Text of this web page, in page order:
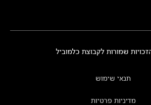
שמורות לקבוצת כלמוביל
תנאי שימוש
מדיניות פרטיות